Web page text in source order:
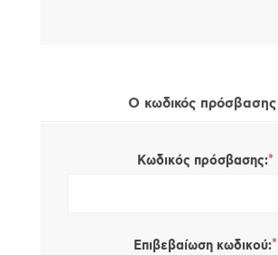
Ο κωδικός πρόσβασης
Κωδικός πρόσβασης:*
Επιβεβαίωση κωδικού:*